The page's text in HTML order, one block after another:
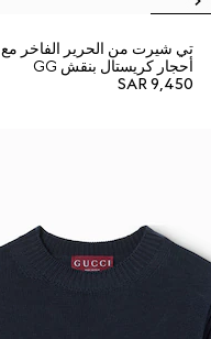
تي شيرت من الحرير الفاخر مع
أحجار كريستال بنقش GG
SAR 9,450